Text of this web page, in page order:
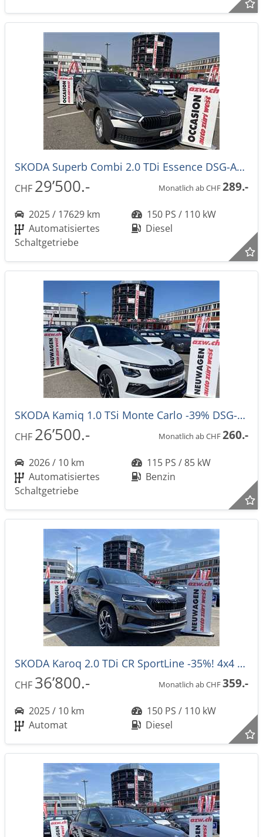
SKODA Superb Combi 2.0 TDi Essence DSG-Automat
CHF 29’500.- Monatlich ab CHF289.-
2025 / 17629 km
150 PS / 110 kW
Automatisiertes
Schaltgetriebe
Diesel
SKODA Kamiq 1.0 TSi Monte Carlo -39% DSG-Automat
CHF 26’500.- Monatlich ab CHF260.-
2026 / 10 km
115 PS / 85 kW
Automatisiertes
Schaltgetriebe
Benzin
SKODA Karoq 2.0 TDi CR SportLine -35%! 4x4 DSG-Automat
CHF 36’800.- Monatlich ab CHF359.-
2025 / 10 km
150 PS / 110 kW
Automat
Diesel